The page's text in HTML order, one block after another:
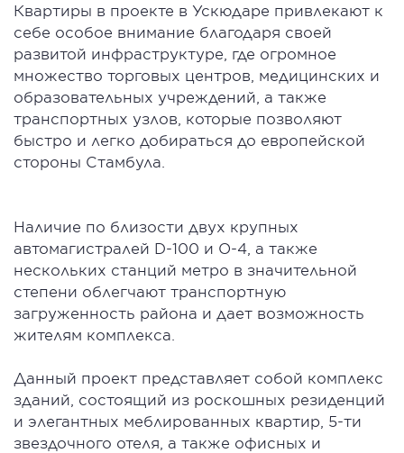
Квартиры в проекте в Ускюдаре привлекают к
себе особое внимание благодаря своей
развитой инфраструктуре, где огромное
множество торговых центров, медицинских и
образовательных учреждений, а также
транспортных узлов, которые позволяют
быстро и легко добираться до европейской
стороны Стамбула.
Наличие по близости двух крупных
автомагистралей D-100 и О-4, а также
нескольких станций метро в значительной
степени облегчают транспортную
загруженность района и дает возможность
жителям комплекса.
Данный проект представляет собой комплекс
зданий, состоящий из роскошных резиденций
и элегантных меблированных квартир, 5-ти
звездочного отеля, а также офисных и